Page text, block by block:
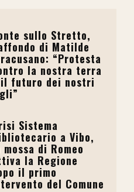
sullo Stretto,
di Matilde
“Protesta
la nostra terra
futuro dei nostri
Sistema
a Vibo,
mossa di Romeo
la Regione
il primo
del Comune